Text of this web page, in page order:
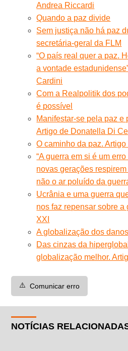
Andrea Riccardi
Quando a paz divide
Sem justiça não há paz
secretária-geral da FLM
“O país real quer a paz.
a vontade
Cardini
Com a Realpolitik dos
é possível
Manifestar-se pela paz e
Artigo de Donatella Di
O caminho da paz.
“A guerra em si é um
novas gerações
não o ar poluído da
Ucrânia e uma guerra
nos faz repensar sobre
XXI
A globalização dos
Das cinzas da
globalização melhor.
⚠️ Comunicar erro
NOTÍCIAS